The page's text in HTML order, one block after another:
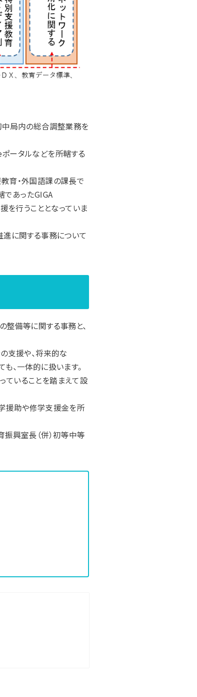
中局内の総合調整業務を
ポータルなどを所轄する
育・外国語課の課長で
であったGIGA
を行うこととなっていま
に関する事務について
備等に関する事務と、
支援や、将来的な
、一体的に扱います。
ていることを踏まえて設
援助や修学支援金を所
興室長（併）初等中等